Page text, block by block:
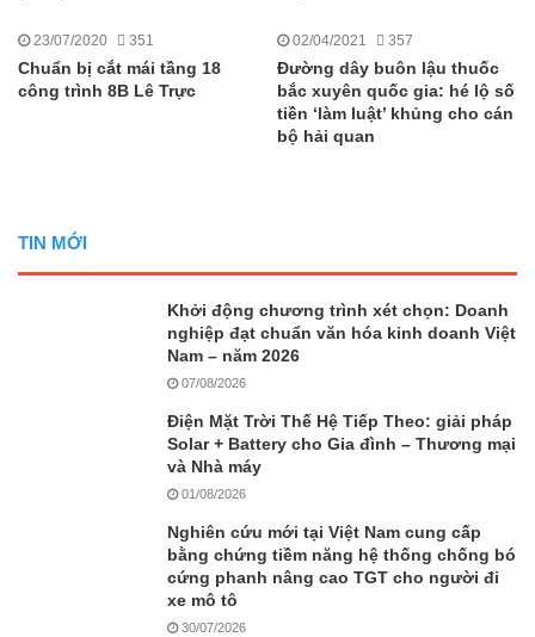
23/07/2020 351
Chuẩn bị cắt mái tầng 18
công trình 8B Lê Trực
02/04/2021 357
Đường dây buôn lậu thuốc
bắc xuyên quốc gia: hé lộ số
tiền ‘làm luật’ khủng cho cán
bộ hải quan
TIN MỚI
Khởi động chương trình xét chọn: Doanh
nghiệp đạt chuẩn văn hóa kinh doanh Việt
Nam – năm 2026
07/08/2026
Điện Mặt Trời Thế Hệ Tiếp Theo: giải pháp
Solar + Battery cho Gia đình – Thương mại
và Nhà máy
01/08/2026
Nghiên cứu mới tại Việt Nam cung cấp
bằng chứng tiềm năng hệ thống chống bó
cứng phanh nâng cao TGT cho người đi
xe mô tô
30/07/2026